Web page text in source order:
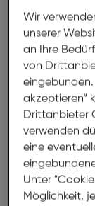
Wir
unserer
an Ihre
von
eingebunden.
akzeptieren“
Drittanbieter
verwenden
eine
Unter
Möglichkeit,